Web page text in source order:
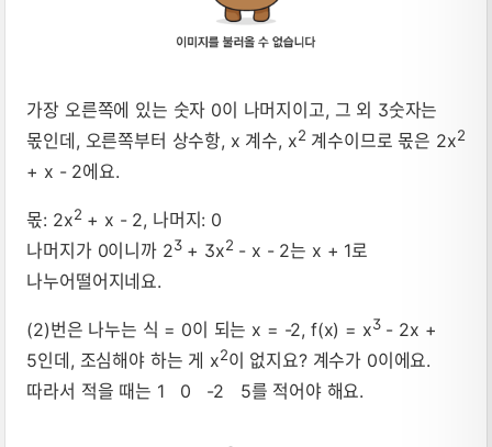
가장 오른쪽에 있는 숫자 0이 나머지이고, 그 외 3숫자는
몫인데, 오른쪽부터 상수항, x 계수, x2 계수이므로 몫은 2x2
+ x - 2에요.
몫: 2x2 + x - 2, 나머지: 0
나머지가 0이니까 23+ 3x2 - x - 2는 x + 1로
나누어떨어지네요.
(2)번은 나누는 식 = 0이 되는 x = -2, f(x) = x3- 2x +
5인데, 조심해야 하는 게 x2이 없지요? 계수가 0이에요.
따라서 적을 때는 1 0 -2 5를 적어야 해요.